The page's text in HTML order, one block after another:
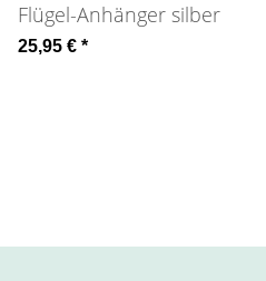
Flügel-Anhänger silber
25,95 € *